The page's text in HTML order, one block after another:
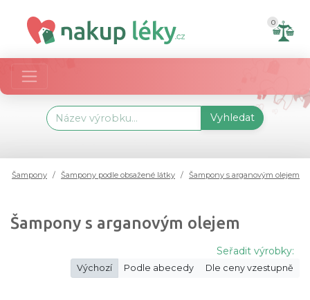
0
Vyhledat
Šampony Šampony podle obsažené látky Šampony s arganovým olejem
Šampony s arganovým olejem
Seřadit výrobky:
Výchozí Podle abecedy Dle ceny vzestupně